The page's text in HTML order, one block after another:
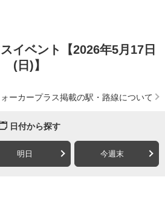
イベント【2026年5月17日
(日)】
ーカープラス掲載の駅・路線について
日付から探す
明日 今週末